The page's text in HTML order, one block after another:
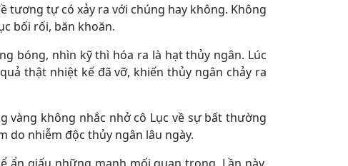
tương tự có xảy ra với chúng hay không. Không
bối rối, băn khoăn.
bóng, nhìn kỹ thì hóa ra là hạt thủy ngân. Lúc
thật nhiệt kế đã vỡ, khiến thủy ngân chảy ra
vàng không nhắc nhở cô Lục về sự bất thường
do nhiễm độc thủy ngân lâu ngày.